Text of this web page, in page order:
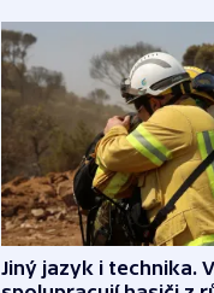
Jiný jazyk i technika.